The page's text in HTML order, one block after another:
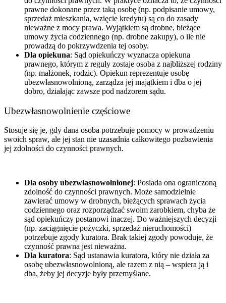
prawne dokonane przez taką osobę (np. podpisanie umowy,
sprzedaż mieszkania, wzięcie kredytu) są co do zasady
nieważne z mocy prawa. Wyjątkiem są drobne, bieżące
umowy życia codziennego (np. drobne zakupy), o ile nie
prowadzą do pokrzywdzenia tej osoby.
Dla opiekuna: Sąd opiekuńczy wyznacza opiekuna
prawnego, którym z reguły zostaje osoba z najbliższej rodziny
(np. małżonek, rodzic). Opiekun reprezentuje osobę
ubezwłasnowolnioną, zarządza jej majątkiem i dba o jej
dobro, działając zawsze pod nadzorem sądu.
Ubezwłasnowolnienie częściowe
Stosuje się je, gdy dana osoba potrzebuje pomocy w prowadzeniu
swoich spraw, ale jej stan nie uzasadnia całkowitego pozbawienia
jej zdolności do czynności prawnych.
Dla osoby ubezwłasnowolnionej: Posiada ona ograniczoną
zdolność do czynności prawnych. Może samodzielnie
zawierać umowy w drobnych, bieżących sprawach życia
codziennego oraz rozporządzać swoim zarobkiem, chyba że
sąd opiekuńczy postanowi inaczej. Do ważniejszych decyzji
(np. zaciągnięcie pożyczki, sprzedaż nieruchomości)
potrzebuje zgody kuratora. Brak takiej zgody powoduje, że
czynność prawna jest nieważna.
Dla kuratora: Sąd ustanawia kuratora, który nie działa za
osobę ubezwłasnowolnioną, ale razem z nią – wspiera ją i
dba, żeby jej decyzje były przemyślane.